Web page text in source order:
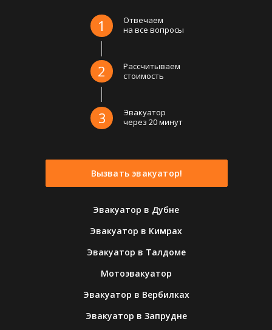
Эвакуатор в Вербилках
Эвакуатор в Запрудне
1
2
3
Отвечаем
на все вопросы
Рассчитываем
стоимость
Эвакуатор
через 20 минут
Вызвать эвакуатор!
Эвакуатор в Дубне
Эвакуатор в Кимрах
Эвакуатор в Талдоме
Мотоэвакуатор